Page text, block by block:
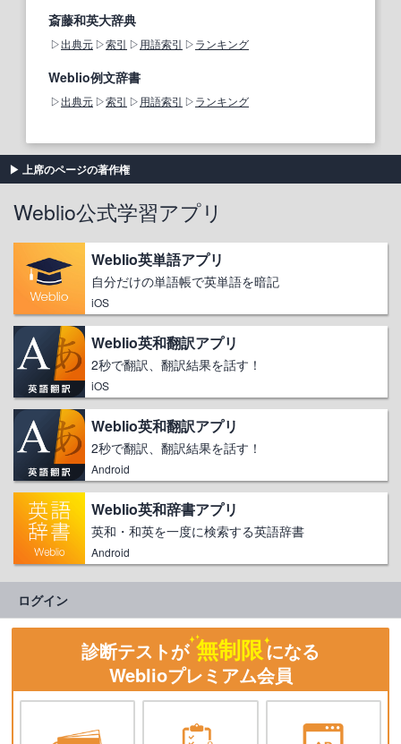
斎藤和英大辞典
出典元 索引 用語索引 ランキング
Weblio例文辞書
出典元 索引 用語索引 ランキング
上席のページの著作権
Weblio公式学習アプリ
Weblio英単語アプリ
自分だけの単語帳で英単語を暗記
iOS
Weblio英和翻訳アプリ
2秒で翻訳、翻訳結果を話す！
iOS
Weblio英和翻訳アプリ
2秒で翻訳、翻訳結果を話す！
Android
Weblio英和辞書アプリ
英和・和英を一度に検索する英語辞書
Android
ログイン
診断テストが 無制限になる
Weblioプレミアム会員